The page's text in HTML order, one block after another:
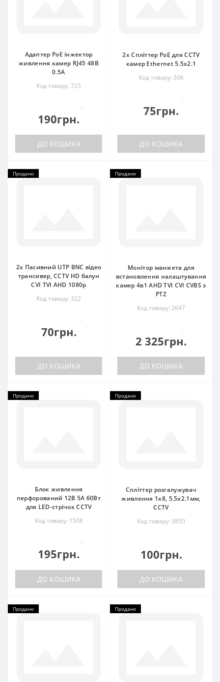
Адаптер PoE інжектор
живлення камер RJ45 48В
0.5А
Код товару: 725
190грн.
ДО КОШИКА
2x Спліттер PoE для CCTV
камер Ethernet 5.5x2.1
Код товару: 306
75грн.
ДО КОШИКА
Продано
2х Пасивний UTP BNC відео
трансивер, CCTV HD балун
CVI TVI AHD 1080p
Код товару: 322
70грн.
ДО КОШИКА
Продано
Монітор манжета для
встановлення налаштування
камер 4в1 AHD TVI CVI CVBS з
PTZ
Код товару: 2647
2 325грн.
ДО КОШИКА
Продано
Блок живлення
перфорований 12В 5А 60Вт
для LED-стрічок CCTV
Код товару: 1508
195грн.
ДО КОШИКА
Продано
Спліттер розгалужувач
живлення 1x8, 5.5x2.1мм,
CCTV
Код товару: 3850
100грн.
ДО КОШИКА
Продано Продано